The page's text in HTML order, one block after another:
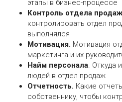
этапы в бизнес-процессе
Контроль отдела
контролировать отдел
выполнялся
Мотивация. Мотивация
маркетинга и их
Найм персонала. Откуда
людей в отдел продаж
Отчетность. Какие
собственнику, чтобы